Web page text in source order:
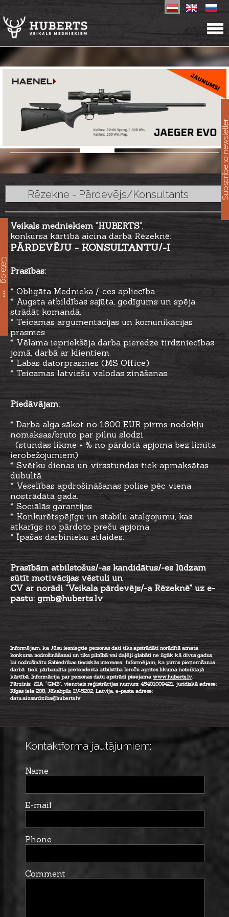
Catalog
Rēzekne - Pārdevējs/Konsultants
Veikals medniekiem ”HUBERTS”,
konkursa kārtībā aicina darbā Rēzeknē:
PĀRDEVĒJU - KONSULTANTU/-I
Prasības:
* Obligāta Mednieka /-ces apliecība.
* Augsta atbildības sajūta, godīgums un spēja
strādāt komandā.
* Teicamas argumentācijas un komunikācijas
prasmes.​​
* Vēlama iepriekšēja darba pieredze tirdzniecības
jomā, darbā ar klientiem.
* Labas datorprasmes (MS Office).
* Teicamas latviešu valodas zināšanas.
Piedāvājam:
* Darba alga sākot no 1600 EUR pirms nodokļu
nomaksas/bruto par pilnu slodzi
(stundas likme + % no pārdotā apjoma bez limita
ierobežojumiem).
* Svētku dienas un virsstundas tiek apmaksātas
dubultā.
* Veselības apdrošināšanas polise pēc viena
nostrādātā gada.
* Sociālās garantijas.
* Konkurētspējīgu un stabilu atalgojumu, kas
atkarīgs no pārdoto preču apjoma.
* Īpašas darbinieku atlaides.
Prasībām atbilstošus/-as kandidātus/-es lūdzam
sūtīt motivācijas vēstuli un
CV ar norādi ”Veikala pārdevējs/-a Rēzeknē" uz e-
pastu: gmb@huberts.lv
Informējam, ka Jūsu iesniegtie personas dati tiks apstrādāti norādītā amata
konkursa nodrošināšanai un tiks pilnībā vai daļēji glabāti ne ilgāk kā divus gadus,
lai nodrošinātu Sabiedrības tiesiskās intereses. Informējam, ka pirms pieņemšanas
darbā tiek pārbaudīta pretendenta atbilstība Ieroču aprites likuma noteiktajā
kārtībā. Informācija par personas datu apstrādi pieejamawww.huberts.lv.
Pārzinis: SIA “GMB”, vienotais reģistrācijas numurs: 45401009421, juridiskā adrese:
Rīgas iela 208, Jēkabpils, LV-5202, Latvija, e-pasta adrese:
datu.aizsardziba@huberts.lv
Kontaktforma jautājumiem:
Name
E-mail
Phone
Comment
Subscribe